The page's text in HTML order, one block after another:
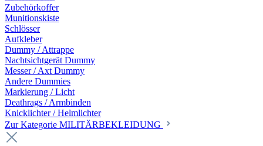
Zubehörkoffer
Munitionskiste
Schlösser
Aufkleber
Dummy / Attrappe
Nachtsichtgerät Dummy
Messer / Axt Dummy
Andere Dummies
Markierung / Licht
Deathrags / Armbinden
Knicklichter / Helmlichter
Zur Kategorie MILITÄRBEKLEIDUNG